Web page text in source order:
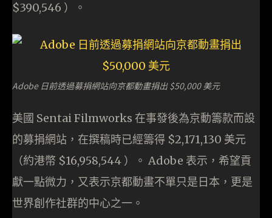
$390,546 ）。
Adobe 日前透過募捐網站向京都動畫捐出 $50,000 美元
美國 Sentai Filmworks 在事發後為京動籌款而設
的募捐網站，在撰稿時已經籌得 $2,171,130 美元
（約港幣 $16,958,544 ）。 Adobe 表示，希望貢
獻一點微力，又表示京都動畫不單只是日本，更是
世界創作社群的中心之一。